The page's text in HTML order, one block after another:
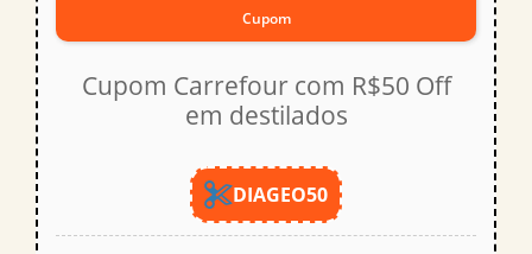
Cupom
Cupom Carrefour com R$50 Off
em destilados
DIAGEO50